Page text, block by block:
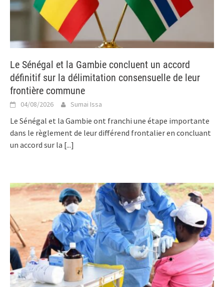
Le Sénégal et la Gambie concluent un accord
définitif sur la délimitation consensuelle de leur
frontière commune
04/08/2026 Sumai Issa
Le Sénégal et la Gambie ont franchi une étape importante
dans le règlement de leur différend frontalier en concluant
un accord sur la [...]